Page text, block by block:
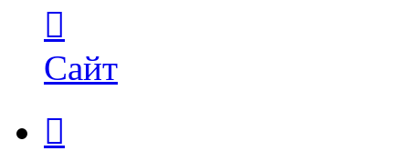
пользователя
Ксения
Сайт